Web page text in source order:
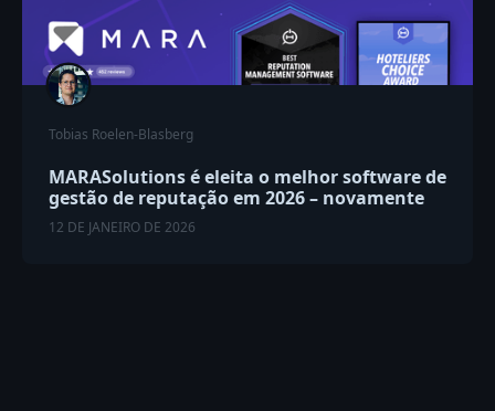
Tobias Roelen-Blasberg
MARASolutions é eleita o melhor software de
gestão de reputação em 2026 – novamente
12 DE JANEIRO DE 2026